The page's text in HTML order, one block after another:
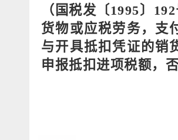
（国税发〔1995〕
货物或应税劳务，支
与开具抵扣凭证的销
申报抵扣进项税额，